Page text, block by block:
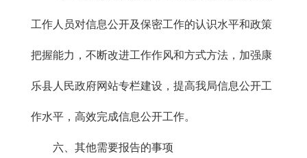
工作人员对信息公开及保密工作的认识水平和政策
把握能力，不断改进工作作风和方式方法，加强康
乐县人民政府网站专栏建设，提高我局信息公开工
作水平，高效完成信息公开工作。
六、其他需要报告的事项